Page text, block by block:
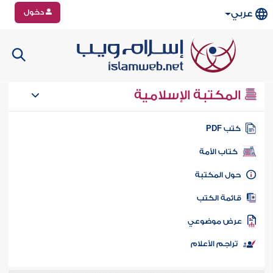
عربي دخول
المكتبة الإسلامية
كتب PDF
كتاب الأمة
المكتبة
الكتب
موضوعي